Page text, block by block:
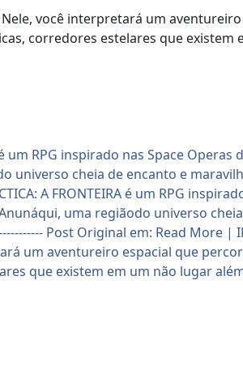
Nele, você interpretará um
corredores estelares que existem